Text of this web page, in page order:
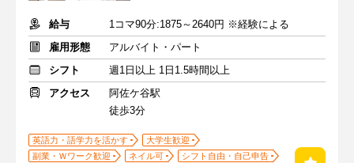
給与
1コマ90分:1875～2640円 ※経験による
雇用形態
アルバイト・パート
シフト
週1日以上 1日1.5時間以上
アクセス
阿佐ケ谷駅
徒歩3分
英語力・語学力を活かす
大学生歓迎
副業・Ｗワーク歓迎
ネイル可
シフト自由・自己申告